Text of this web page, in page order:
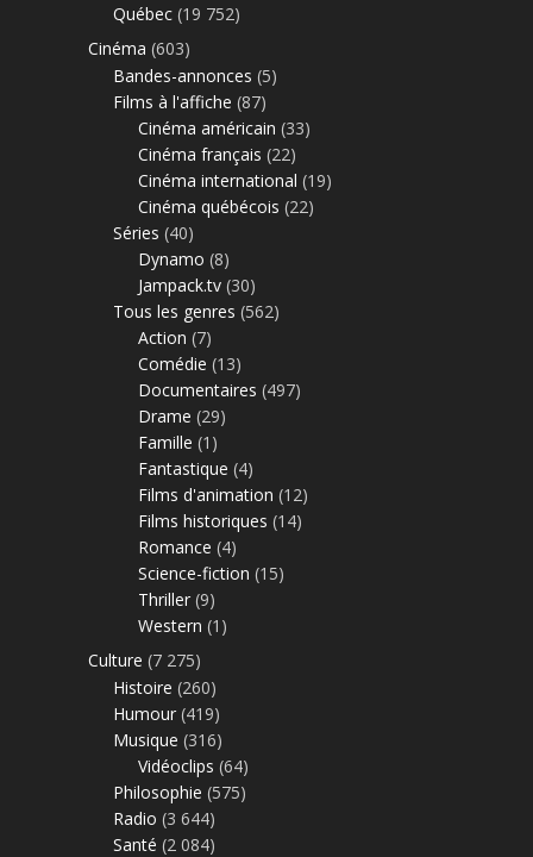
Québec (19 752)
Cinéma (603)
Bandes-annonces (5)
Films à l'affiche (87)
Cinéma américain (33)
Cinéma français (22)
Cinéma international (19)
Cinéma québécois (22)
Séries (40)
Dynamo (8)
Jampack.tv (30)
Tous les genres (562)
Action (7)
Comédie (13)
Documentaires (497)
Drame (29)
Famille (1)
Fantastique (4)
Films d'animation (12)
Films historiques (14)
Romance (4)
Science-fiction (15)
Thriller (9)
Western (1)
Culture (7 275)
Histoire (260)
Humour (419)
Musique (316)
Vidéoclips (64)
Philosophie (575)
Radio (3 644)
Santé (2 084)